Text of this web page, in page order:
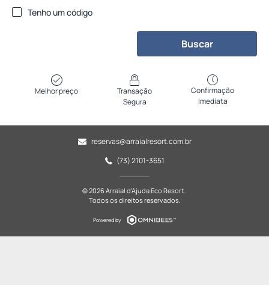
Tenho um código
Buscar
Melhor preço
Transação
Segura
Confirmação
Imediata
reservas@arraialresort.com.br
(73) 2101-3651
© 2026 Arraial d'Ajuda Eco Resort .
Todos os direitos reservados.
Powered by